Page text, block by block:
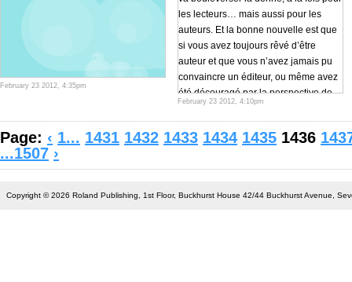
February 23 2012, 4:35pm
les lecteurs… mais aussi pour les
auteurs. Et la bonne nouvelle est que
si vous avez toujours rêvé d’être
auteur et que vous n’avez jamais pu
convaincre un éditeur, ou même avez
été découragé par la perspective de
devoir envoyer votre manuscrit, vous
avez votre chance aujourd’hui de
vendre directement vos ouvrages en
déjà vendus plus d’un millions de
February 23 2012, 4:10pm
Page: ‹ 1... 1431 1432 1433 1434 1435 1436
...1507 ›
Copyright © 2026 Roland Publishing, 1st Floor, Buckhurst House 42/44 Buckhurst Avenue,